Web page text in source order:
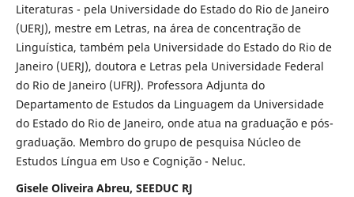
Literaturas - pela Universidade do Estado do Rio de Janeiro
(UERJ), mestre em Letras, na área de concentração de
Linguística, também pela Universidade do Estado do Rio de
Janeiro (UERJ), doutora e Letras pela Universidade Federal
do Rio de Janeiro (UFRJ). Professora Adjunta do
Departamento de Estudos da Linguagem da Universidade
do Estado do Rio de Janeiro, onde atua na graduação e pós-
graduação. Membro do grupo de pesquisa Núcleo de
Estudos Língua em Uso e Cognição - Neluc.
Gisele Oliveira Abreu, SEEDUC RJ